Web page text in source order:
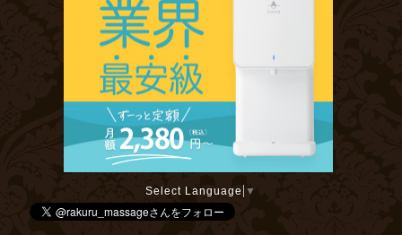
Select Language ▼